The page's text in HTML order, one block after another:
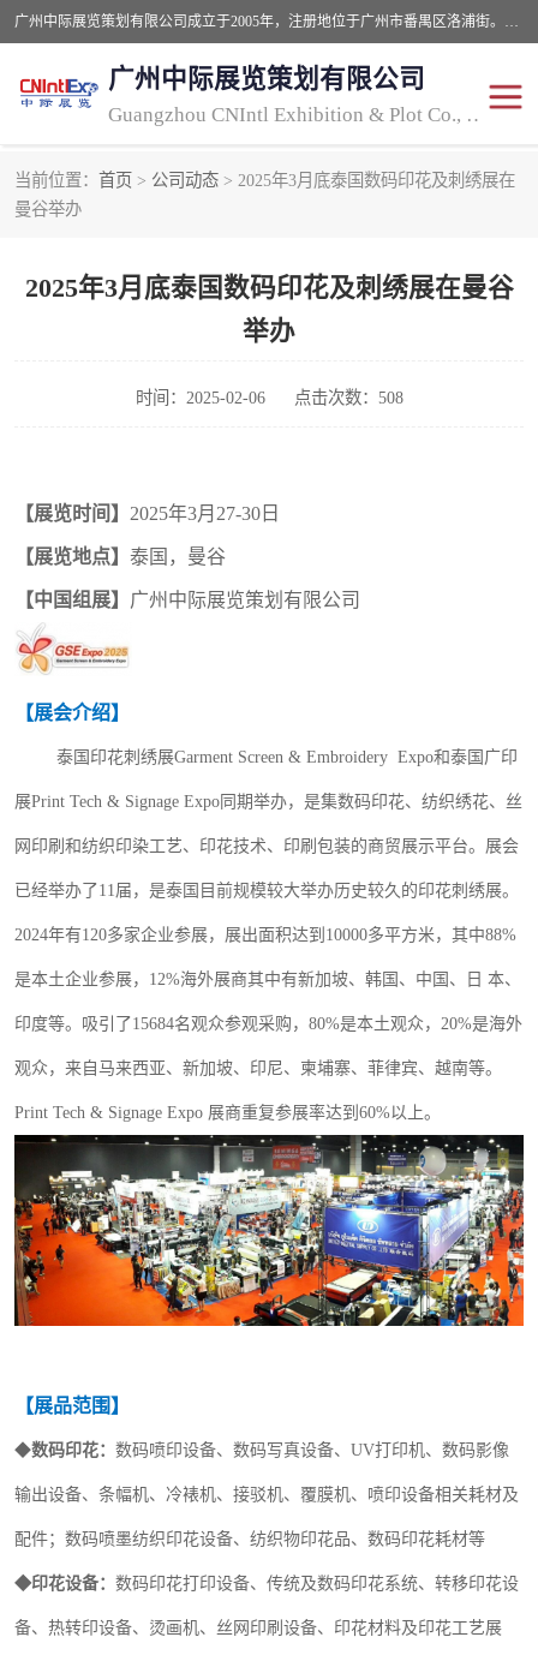
广州中际展览策划有限公司成立于2005年，注册地位于广州市番禺区洛浦街。经营范围包括会议及展览服务，大型活动组织策划服务，展台设计服务，广告业等；主要从事国外广告、标识、印花、LED、照明、光电、灯光、音响、视听、电子展览会等，展位预定-展品运输-签证-行程安排-补贴一站式服务。
广州中际展览策划有限公司
Guangzhou CNIntl Exhibition & Plot Co., Ltd.
当前位置： 首页 > 公司动态 > 2025年3月底泰国数码印花及刺绣展在
曼谷举办
2025年3月底泰国数码印花及刺绣展在曼谷
举办
时间：2025-02-06 点击次数：508
【展览时间】 2025年3月 27-30 日
【展览地点】 泰国，曼谷
【中国组展】 广州中际展览策划有限公司
【展会介绍】
泰国印花刺绣展Garment Screen & Embroidery Expo和泰国广印
展Print Tech & Signage Expo 同期举办， 是集数码印花、 纺织绣花、丝
网印刷和纺织印染工艺、 印花技术、 印刷包装的商贸展示平台。 展会
已经举办了 11届，是泰国目前规模较大举办历史较久的印花刺绣展。
2024年有120多家企业参展，展出面积达到 10000多平方米，其中88%
是本土企业参展，12%海外展商其中有新加坡、韩国、中国、日 本、
印度等。吸引了 15684名观众参观采购，80%是本土观众，20%是海外
观众，来自马来西亚、新加坡、印尼、柬埔寨、 菲律宾、越南等。
Print Tech & Signage Expo 展商重复参展率达到60%以上。
【展品范围】
◆数码印花： 数码喷印设备、数码写真设备、 UV打印机、数码影像
输出设备、条幅机、冷裱机、接驳机、覆膜机、喷印设备相关耗材及
配件；数码喷墨纺织印花设备、纺织物印花品、数码印花耗材等
◆印花设备： 数码印花打印设备、传统及数码印花系统、转移印花设
备、热转印设备、烫画机、丝网印刷设备、印花材料及印花工艺展
2025年国外照明展
照明展 展品运输
2025年国外广告标识展 2025年国内中国香港照明